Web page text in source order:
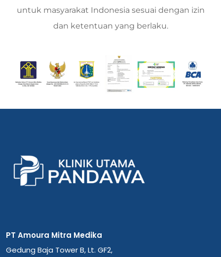
untuk masyarakat Indonesia sesuai dengan izin
dan ketentuan yang berlaku.
PT Amoura Mitra Medika
Gedung Baja Tower B, Lt. GF2,